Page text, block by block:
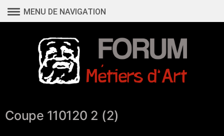
contenu
MENU DE NAVIGATION
Coupe 110120 2 (2)